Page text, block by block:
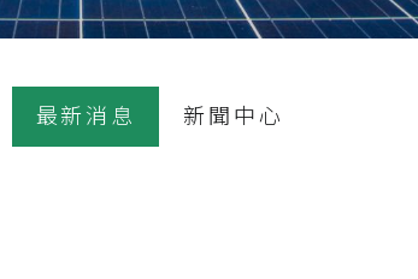
最新消息 新聞中心